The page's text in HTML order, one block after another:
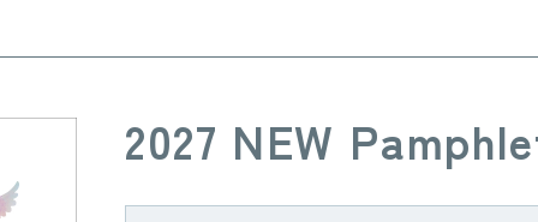
2027 NEW